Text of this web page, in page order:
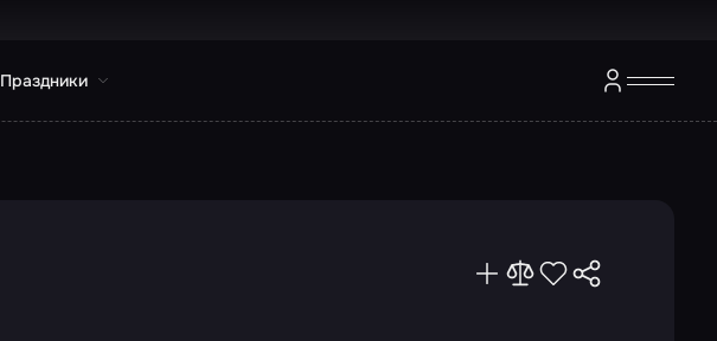
Праздники